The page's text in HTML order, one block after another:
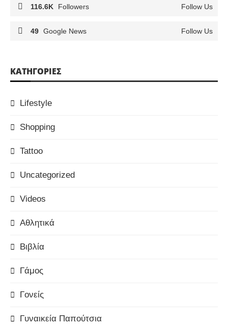
116.6K Followers Follow Us
49 Google News Follow Us
KΑΤΗΓΟΡΊΕΣ
Lifestyle
Shopping
Tattoo
Uncategorized
Videos
Αθλητικά
Βιβλία
Γάμος
Γονείς
Γυναικεία Παπούτσια